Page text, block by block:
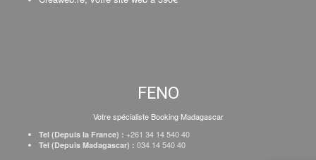
FENO
Votre spécialiste Booking Madagascar
Tel (Depuis la France) : +261 34 14 540 40
Tel (Depuis Madagascar) : 034 14 540 40